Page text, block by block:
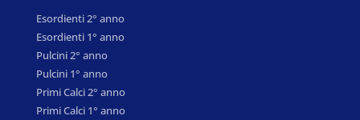
Esordienti 2° anno
Esordienti 1° anno
Pulcini 2° anno
Pulcini 1° anno
Primi Calci 2° anno
Primi Calci 1° anno